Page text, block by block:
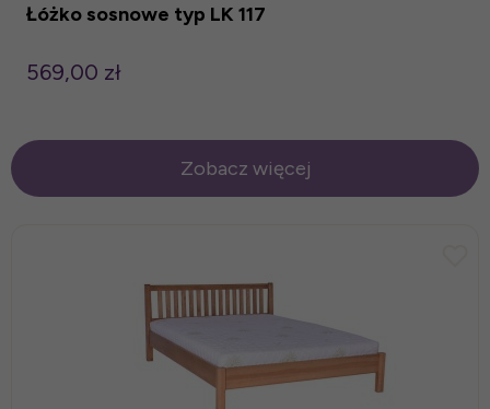
Łóżko sosnowe typ LK 117
569,00 zł
Zobacz więcej